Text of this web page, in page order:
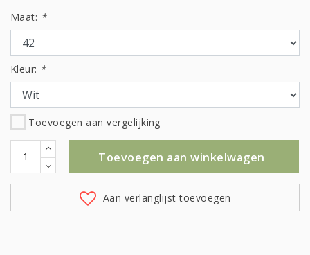
Maat: *
Kleur: *
Toevoegen aan vergelijking
Toevoegen aan winkelwagen
Aan verlanglijst toevoegen